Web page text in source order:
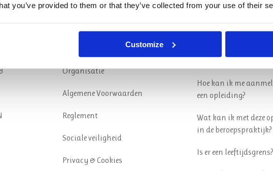
you’ve provided to them or that they’ve collected from your use of their
Customize
Organisatie
Algemene Voorwaarden
Reglement
Sociale veiligheid
Privacy & Cookies
opleiding?
Hoe kan ik me
een opleiding?
Wat kan ik met deze
in de beroepspraktijk?
Is er een leeftijdsgrens?